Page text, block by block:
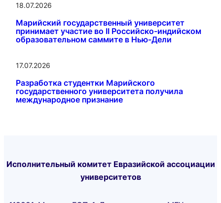
18.07.2026
Марийский государственный университет
принимает участие во II Российско-индийском
образовательном саммите в Нью-Дели
17.07.2026
Разработка студентки Марийского
государственного университета получила
международное признание
Исполнительный комитет Евразийской ассоциации
университетов